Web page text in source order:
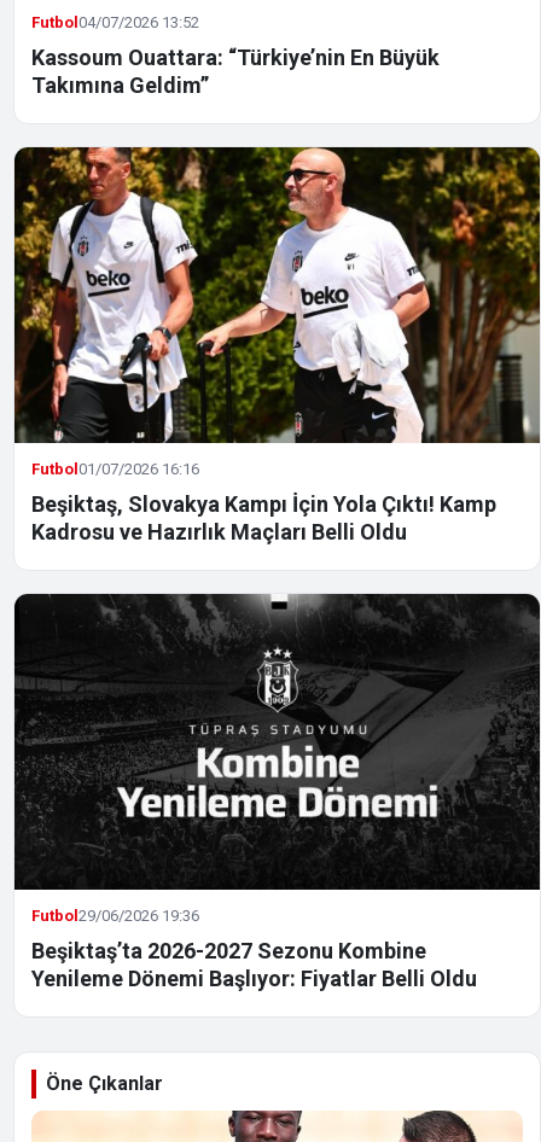
Futbol04/07/2026 13:52
Kassoum Ouattara: “Türkiye’nin En Büyük
Takımına Geldim”
Futbol01/07/2026 16:16
Beşiktaş, Slovakya Kampı İçin Yola Çıktı! Kamp
Kadrosu ve Hazırlık Maçları Belli Oldu
Futbol29/06/2026 19:36
Beşiktaş’ta 2026-2027 Sezonu Kombine
Yenileme Dönemi Başlıyor: Fiyatlar Belli Oldu
Öne Çıkanlar